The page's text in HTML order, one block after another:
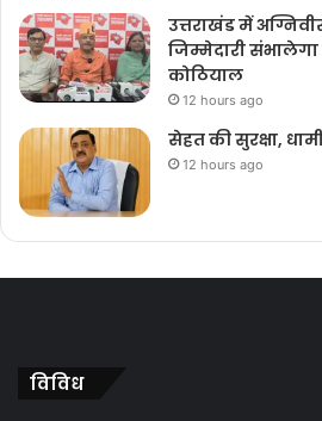
उत्तराखंड में
जिम्मेदारी
कोठियाल
12 hours ago
सेहत की सुरक्षा,
12 hours ago
विविध